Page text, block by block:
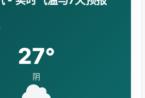
27°
阴